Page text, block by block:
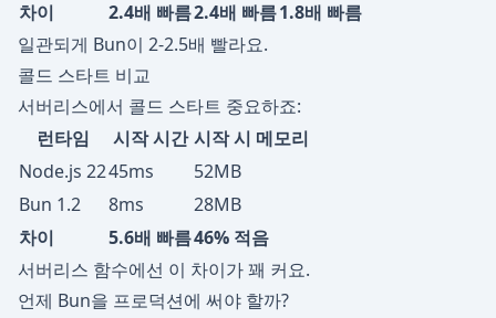
차이
2.4배 빠름2.4배 빠름1.8배 빠름
일관되게 Bun이 2-2.5배 빨라요.
콜드 스타트 비교
서버리스에서 콜드 스타트 중요하죠:
런타임
시작 시간 시작 시 메모리
Node.js 2245ms
52MB
Bun 1.2
8ms
28MB
차이
5.6배 빠름46% 적음
서버리스 함수에선 이 차이가 꽤 커요.
언제 Bun을 프로덕션에 써야 할까?